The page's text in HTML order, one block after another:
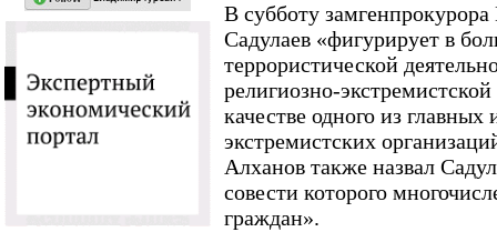
В субботу
Садулаев «фигурирует в
террористической
религиозно-
качестве одного из главных
экстремистских
Алханов также назвал
совести которого
граждан».